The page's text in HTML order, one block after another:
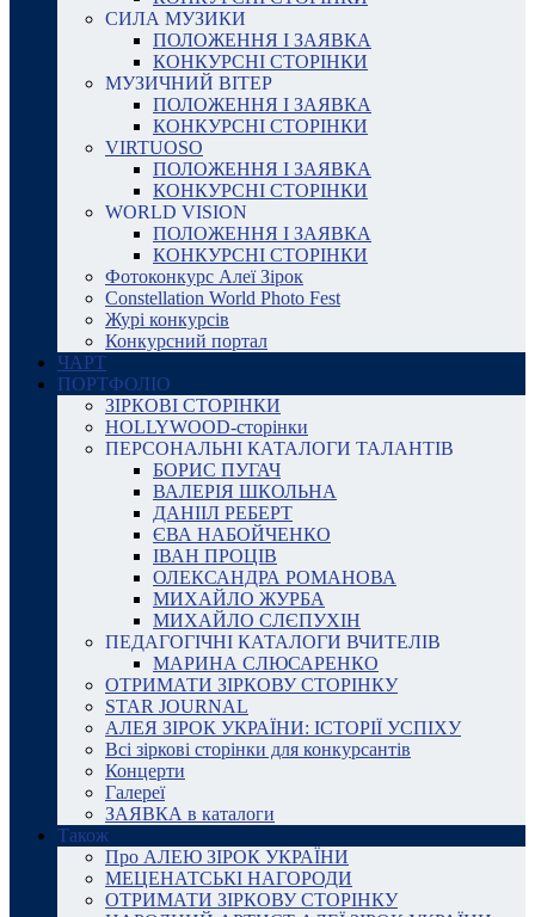
СИЛА МУЗИКИ
ПОЛОЖЕННЯ І ЗАЯВКА
КОНКУРСНІ СТОРІНКИ
МУЗИЧНИЙ ВІТЕР
ПОЛОЖЕННЯ І ЗАЯВКА
КОНКУРСНІ СТОРІНКИ
VIRTUOSO
ПОЛОЖЕННЯ І ЗАЯВКА
КОНКУРСНІ СТОРІНКИ
WORLD VISION
ПОЛОЖЕННЯ І ЗАЯВКА
КОНКУРСНІ СТОРІНКИ
Фотоконкурс Алеї Зірок
Constellation World Photo Fest
Журі конкурсів
Конкурсний портал
ЧАРТ
ПОРТФОЛІО
ЗІРКОВІ СТОРІНКИ
HOLLYWOOD-сторінки
ПЕРСОНАЛЬНІ КАТАЛОГИ ТАЛАНТІВ
БОРИС ПУГАЧ
ВАЛЕРІЯ ШКОЛЬНА
ДАНІІЛ РЕБЕРТ
ЄВА НАБОЙЧЕНКО
ІВАН ПРОЦІВ
ОЛЕКСАНДРА РОМАНОВА
МИХАЙЛО ЖУРБА
МИХАЙЛО СЛЄПУХІН
ПЕДАГОГІЧНІ КАТАЛОГИ ВЧИТЕЛІВ
МАРИНА СЛЮСАРЕНКО
ОТРИМАТИ ЗІРКОВУ СТОРІНКУ
STAR JOURNAL
АЛЕЯ ЗІРОК УКРАЇНИ: ІСТОРІЇ УСПІХУ
Всі зіркові сторінки для конкурсантів
Концерти
Галереї
ЗАЯВКА в каталоги
Також
Про АЛЕЮ ЗІРОК УКРАЇНИ
МЕЦЕНАТСЬКІ НАГОРОДИ
ОТРИМАТИ ЗІРКОВУ СТОРІНКУ